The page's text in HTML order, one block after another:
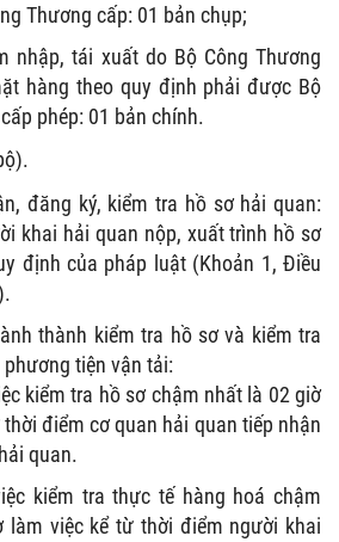
Thương cấp: 01 bản chụp;
nhập, tái xuất do Bộ Công Thương
hàng theo quy định phải được Bộ
phép: 01 bản chính.
đăng ký, kiểm tra hồ sơ hải quan:
khai hải quan nộp, xuất trình hồ sơ
định của pháp luật (Khoản 1, Điều
thành kiểm tra hồ sơ và kiểm tra
tiện vận tải:
kiểm tra hồ sơ chậm nhất là 02 giờ
thời điểm cơ quan hải quan tiếp nhận
quan.
kiểm tra thực tế hàng hoá chậm
làm việc kể từ thời điểm người khai